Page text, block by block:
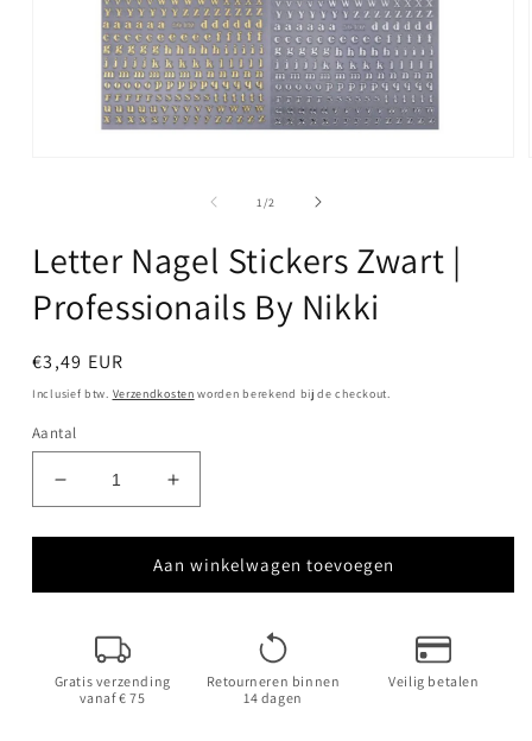
1/van
2
Letter Nagel Stickers Zwart |
Professionails By Nikki
Normale
prijs
€3,49 EUR
Inclusief btw. Verzendkosten worden berekend bij de checkout.
Aantal
Aantal
verlagen
voor
Nagel
Zwart
Professionails
Aantal
verhogen
voor
Letter
Nagel
Professionails
Aan winkelwagen toevoegen
Gratis verzending
vanaf € 75
Retourneren binnen
14 dagen
Veilig betalen